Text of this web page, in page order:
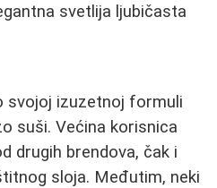
svetlija ljubičasta
svojoj izuzetnoj formuli
suši. Većina korisnica
drugih brendova, čak i
sloja. Međutim, neki